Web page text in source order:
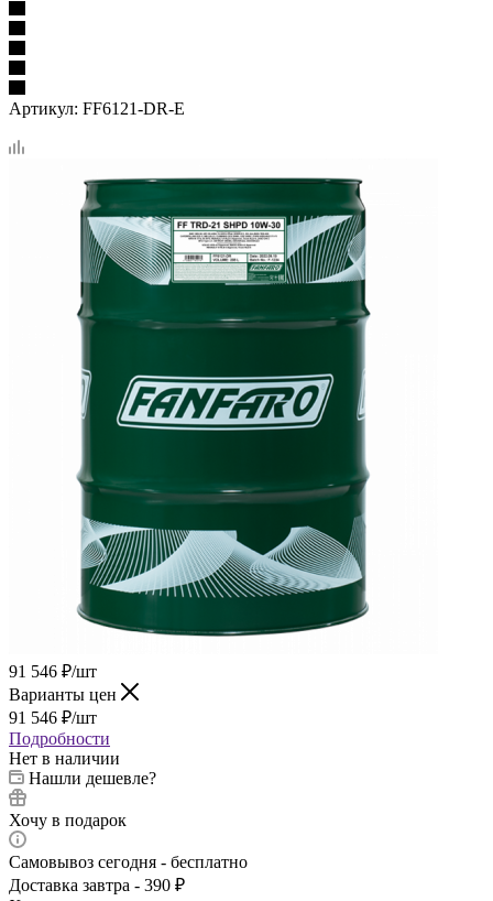
Артикул: FF6121-DR-E
91 546 ₽/шт
Варианты цен
91 546 ₽/шт
Подробности
Нет в наличии
Нашли дешевле?
Хочу в подарок
Самовывоз сегодня - бесплатно
Доставка завтра - 390 ₽